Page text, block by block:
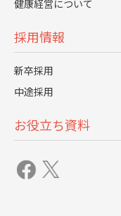
健康経営について
採用情報
新卒採用
中途採用
お役立ち資料
面があることも分か
活用しつつ、上述の
の取り組みが求めら
具体的には、リモー
のフィジカル面での
提供などがあります
ゲージメントを高め
ト、自己研鑽のため